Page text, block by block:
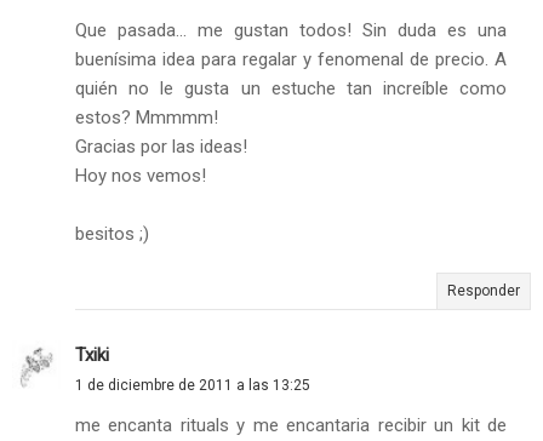
Que pasada... me gustan todos! Sin duda es una
buenísima idea para regalar y fenomenal de precio. A
quién no le gusta un estuche tan increíble como
estos? Mmmmm!
Gracias por las ideas!
Hoy nos vemos!
besitos ;)
Responder
Txiki
1 de diciembre de 2011 a las 13:25
me encanta rituals y me encantaria recibir un kit de